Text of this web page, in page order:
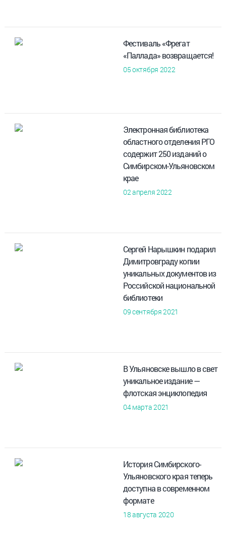
Фестиваль «Фрегат
«Паллада» возвращается!
05 октября 2022
Электронная библиотека
областного отделения РГО
содержит 250 изданий о
Симбирском-Ульяновском
крае
02 апреля 2022
Сергей Нарышкин подарил
Димитровграду копии
уникальных документов из
Российской национальной
библиотеки
09 сентября 2021
В Ульяновске вышло в свет
уникальное издание —
флотская энциклопедия
04 марта 2021
История Симбирского-
Ульяновского края теперь
доступна в современном
формате
18 августа 2020